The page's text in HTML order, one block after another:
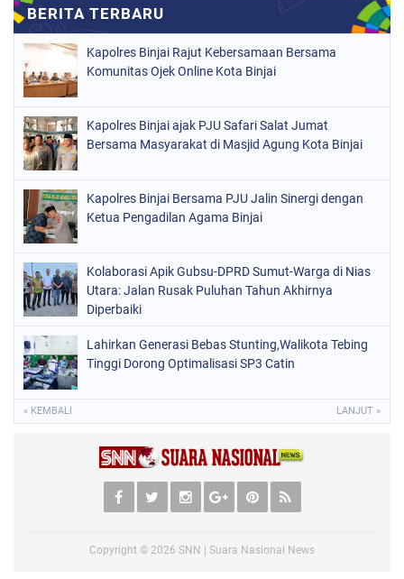
Kapolres Binjai Rajut Kebersamaan Bersama
Komunitas Ojek Online Kota Binjai
Kapolres Binjai ajak PJU Safari Salat Jumat
Bersama Masyarakat di Masjid Agung Kota Binjai
Kapolres Binjai Bersama PJU Jalin Sinergi dengan
Ketua Pengadilan Agama Binjai
Kolaborasi Apik Gubsu-DPRD Sumut-Warga di Nias
Utara: Jalan Rusak Puluhan Tahun Akhirnya
Diperbaiki
Lahirkan Generasi Bebas Stunting,Walikota Tebing
Tinggi Dorong Optimalisasi SP3 Catin
« KEMBALI LANJUT »
Copyright © 2026 SNN | Suara Nasional News